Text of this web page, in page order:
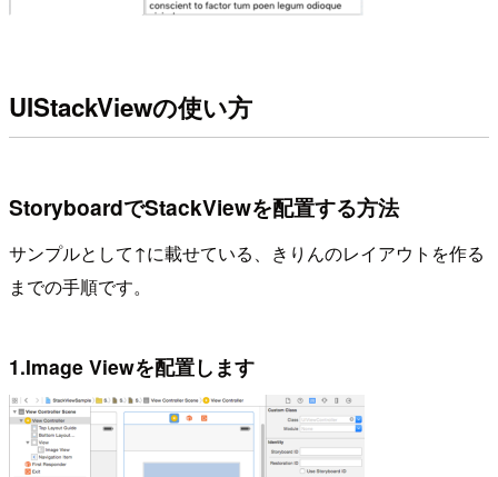
UIStackViewの使い方
StoryboardでStackViewを配置する方法
サンプルとして↑に載せている、きりんのレイアウトを作る
までの手順です。
1.Image Viewを配置します